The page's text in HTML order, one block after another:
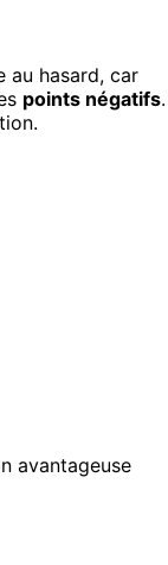
au hasard, car
points négatifs.
avantageuse